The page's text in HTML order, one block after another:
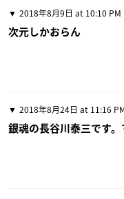
2018年8月9日 at 10:10 PM
次元しかおらん
2018年8月24日 at 11:16
銀魂の長谷川泰三です。